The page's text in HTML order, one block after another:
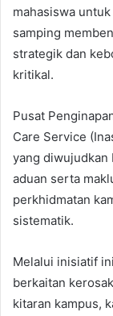
mahasiswa
samping
strategik dan
kritikal.
Pusat
Care Service
yang diwujudkan
aduan serta
perkhidmatan
sistematik.
Melalui inisiatif
berkaitan
kitaran kampus,